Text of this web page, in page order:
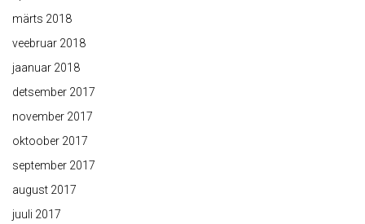
märts 2018
veebruar 2018
jaanuar 2018
detsember 2017
november 2017
oktoober 2017
september 2017
august 2017
juuli 2017